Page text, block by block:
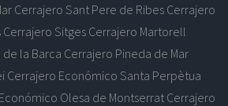
Cerrajero Sant Pere de Ribes Cerrajero
Cerrajero Sitges Cerrajero Martorell
la Barca Cerrajero Pineda de Mar
Cerrajero Económico Santa Perpètua
Olesa de Montserrat Cerrajero